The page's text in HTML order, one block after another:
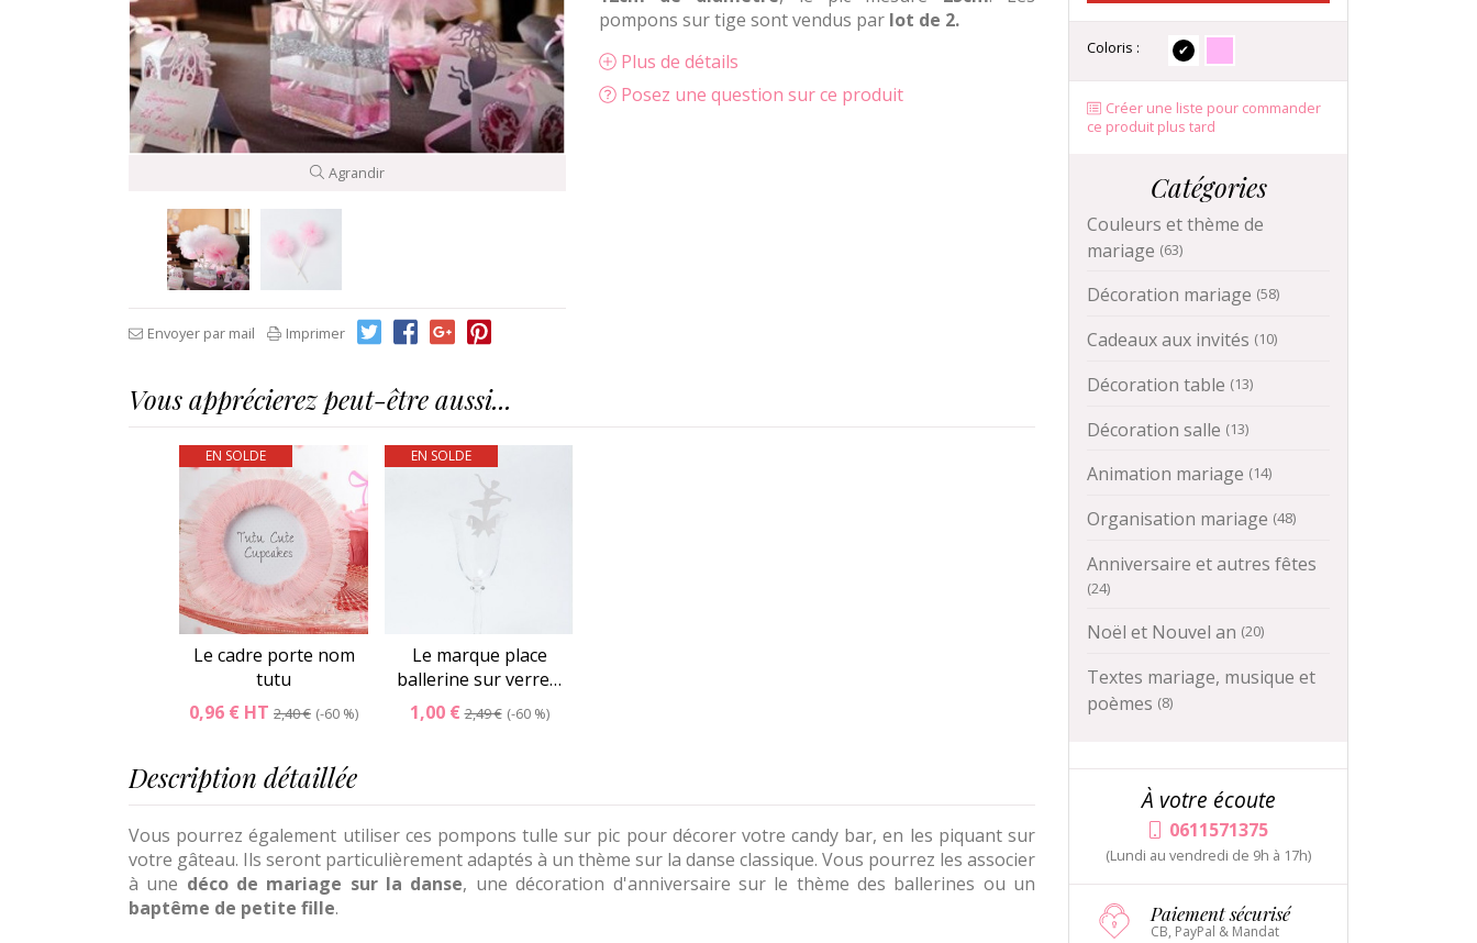
Agrandir
Envoyer par mail Imprimer
pompons sur tige sont vendus parlot de 2.
Plus de détails
Posez une question sur ce produit
Vous apprécierez peut-être aussi...
EN SOLDE
Le cadre porte nom
tutu
0,96 € HT 2,40 € -60 %
EN SOLDE
Le marque place
ballerine sur verre…
1,00 €2,49 € -60 %
Description détaillée
Vous pourrez également utiliser ces pompons tulle sur pic pour décorer votre candy bar, en les piquant sur
votre gâteau. Ils seront particulièrement adaptés à un thème sur la danse classique. Vous pourrez les associer
à une déco de mariage sur la danse, une décoration d'anniversaire sur le thème des ballerines ou un
baptême de petite fille.
Coloris :
Créer une liste pour commander
ce produit plus tard
Catégories
Couleurs et thème de
mariage (63)
Décoration mariage (58)
Cadeaux aux invités (10)
Décoration table (13)
Décoration salle (13)
Animation mariage (14)
Organisation mariage (48)
Anniversaire et autres fêtes
(24)
Noël et Nouvel an (20)
Textes mariage, musique et
poèmes (8)
À votre écoute
0611571375
(Lundi au vendredi de 9h à 17h)
Paiement sécurisé
CB, PayPal & Mandat